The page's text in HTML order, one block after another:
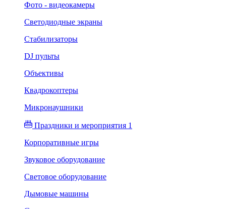
Фото - видеокамеры
Светодиодные экраны
Стабилизаторы
DJ пульты
Объективы
Квадрокоптеры
Микронаушники
Праздники и мероприятия 1
Корпоративные игры
Звуковое оборудование
Световое оборудование
Дымовые машины